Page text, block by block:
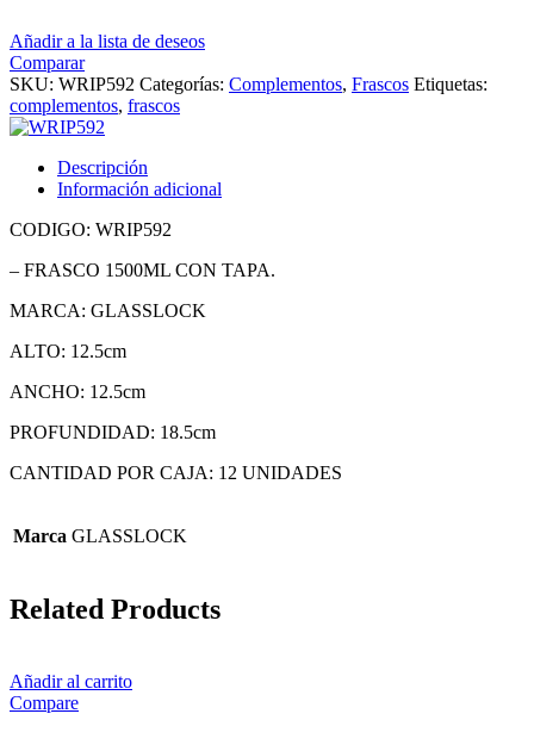
Añadir a la lista de deseos
Comparar
SKU: WRIP592 Categorías: Complementos, Frascos Etiquetas:
complementos, frascos
Descripción
Información adicional
CODIGO: WRIP592
– FRASCO 1500ML CON TAPA.
MARCA: GLASSLOCK
ALTO: 12.5cm
ANCHO: 12.5cm
PROFUNDIDAD: 18.5cm
CANTIDAD POR CAJA: 12 UNIDADES
Marca GLASSLOCK
Related Products
Añadir al carrito
Compare